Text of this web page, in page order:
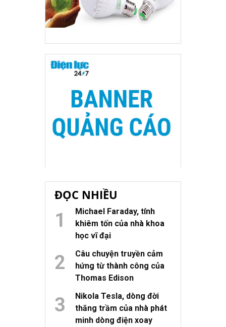
ĐỌC NHIỀU
Michael Faraday, tính
khiêm tốn của nhà khoa
học vĩ đại
Câu chuyện truyền cảm
hứng từ thành công của
Thomas Edison
Nikola Tesla, dòng đời
thăng trầm của nhà phát
minh dòng điện xoay